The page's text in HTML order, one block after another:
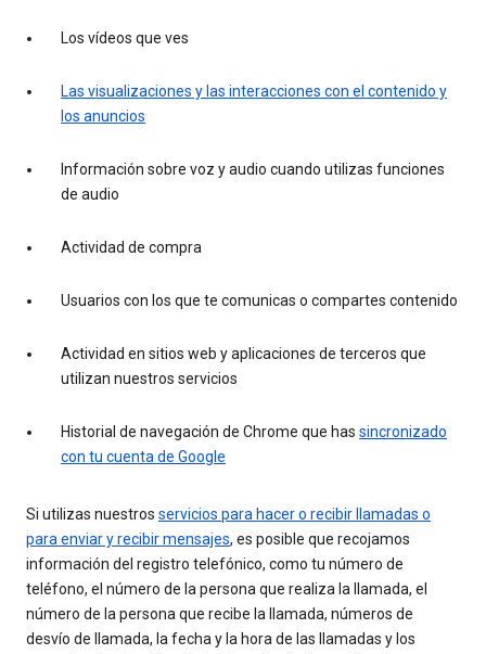
Los vídeos que ves
Las visualizaciones y las interacciones con el contenido y
los anuncios
Información sobre voz y audio cuando utilizas funciones
de audio
Actividad de compra
Usuarios con los que te comunicas o compartes contenido
Actividad en sitios web y aplicaciones de terceros que
utilizan nuestros servicios
Historial de navegación de Chrome que has sincronizado
con tu cuenta de Google
Si utilizas nuestros servicios para hacer o recibir llamadas o
para enviar y recibir mensajes, es posible que recojamos
información del registro telefónico, como tu número de
teléfono, el número de la persona que realiza la llamada, el
número de la persona que recibe la llamada, números de
desvío de llamada, la fecha y la hora de las llamadas y los